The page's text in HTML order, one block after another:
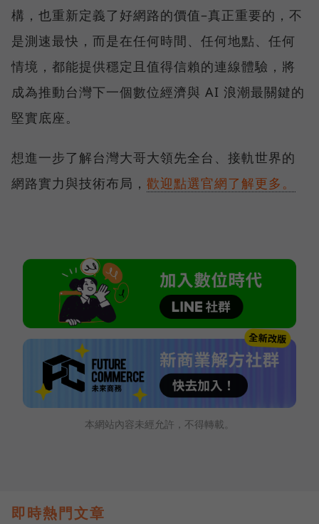
構，也重新定義了好網路的價值–真正重要的，不
是測速最快，而是在任何時間、任何地點、任何
情境，都能提供穩定且值得信賴的連線體驗，將
成為推動台灣下一個數位經濟與 AI 浪潮最關鍵的
堅實底座。
想進一步了解台灣大哥大領先全台、接軌世界的
網路實力與技術布局， 歡迎點選官網了解更多。
本網站內容未經允許，不得轉載。
即時熱門文章